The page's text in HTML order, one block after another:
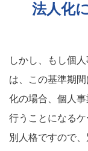
法人化
しかし、もし個
は、この基準期
化の場合、個人
行うことになる
別人格ですので